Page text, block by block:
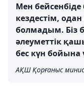
Мен
кездестім,
болмадым. Біз
әлеуметтік
бес күн
АҚШ Қорғаныс